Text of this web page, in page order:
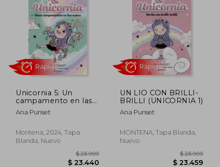
Unicornia 5: Un
campamento en las
nubes
Ana Punset
Montena, 2024, Tapa
Blanda, Nuevo
UN LIO CON BRILLI-
BRILLI (UNICORNIA 1)
Ana Punset
MONTENA, Tapa Blanda,
Nuevo